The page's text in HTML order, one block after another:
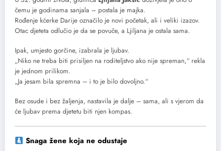
čemu je godinama sanjala – postala je majka.
Rođenje kćerke Darije označilo je novi početak, ali i veliki izazov.
Otac djeteta odlučio je da se povuče, a Ljiljana je ostala sama.
Ipak, umjesto gorčine, izabrala je ljubav.
„Niko ne treba biti prisiljen na roditeljstvo ako nije spreman,“ rekla
je jednom prilikom.
„Ja jesam bila spremna – i to je bilo dovoljno.“
Bez osude i bez žaljenja, nastavila je dalje – sama, ali s vjerom da
će ljubav prema djetetu biti njen kompas.
Snaga žene koja ne odustaje